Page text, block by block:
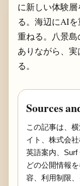
に新しい体験
る。海辺にAI
重ねる。八景
ありながら、
る。
Sources
この記事は、
イト、株式会
英語案内、Surf
どの公開情報
容、利用制限